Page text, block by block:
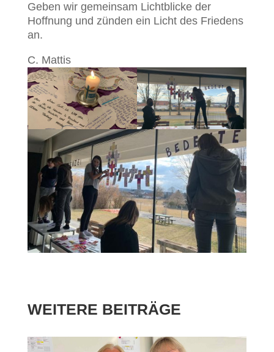
Geben wir gemeinsam Lichtblicke der
Hoffnung und zünden ein Licht des Friedens
an.
C. Mattis
WEITERE BEITRÄGE